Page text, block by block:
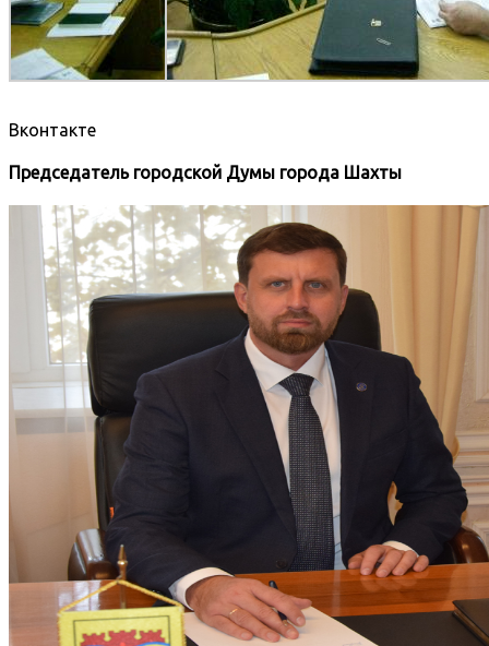
Вконтакте
Председатель городской Думы города Шахты